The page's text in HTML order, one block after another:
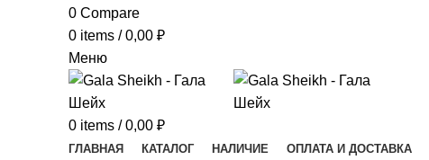
0 Compare
0 items / 0,00 ₽
Меню
0 items / 0,00 ₽
ГЛАВНАЯ КАТАЛОГ НАЛИЧИЕ ОПЛАТА И ДОСТАВКА